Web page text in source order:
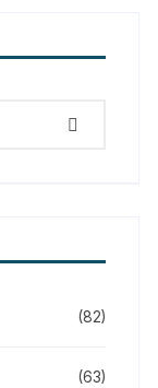
(82)
(63)